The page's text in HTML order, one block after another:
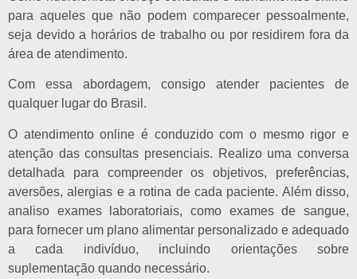
para aqueles que não podem comparecer pessoalmente,
seja devido a horários de trabalho ou por residirem fora da
área de atendimento.
Com essa abordagem, consigo atender pacientes de
qualquer lugar do Brasil.
O atendimento online é conduzido com o mesmo rigor e
atenção das consultas presenciais. Realizo uma conversa
detalhada para compreender os objetivos, preferências,
aversões, alergias e a rotina de cada paciente. Além disso,
analiso exames laboratoriais, como exames de sangue,
para fornecer um plano alimentar personalizado e adequado
a cada indivíduo, incluindo orientações sobre
suplementação quando necessário.